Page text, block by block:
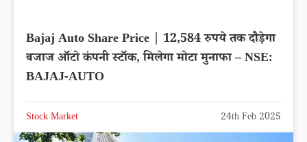
Bajaj Auto Share Price | 12,584 रुपये तक दौड़ेगा
बजाज ऑटो कंपनी स्टॉक, मिलेगा मोटा मुनाफा – NSE:
BAJAJ-AUTO
Stock Market 24th Feb 2025